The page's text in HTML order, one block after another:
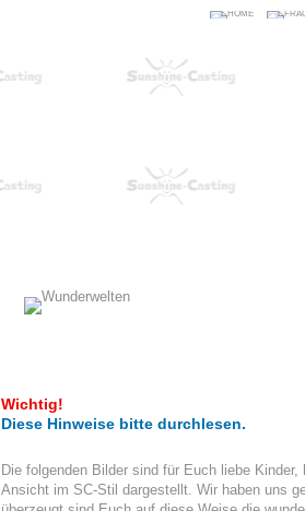
Wichtig!
Diese Hinweise bitte durchlesen.
Die folgenden Bilder sind für Euch liebe
Ansicht im SC-Stil dargestellt. Wir haben uns